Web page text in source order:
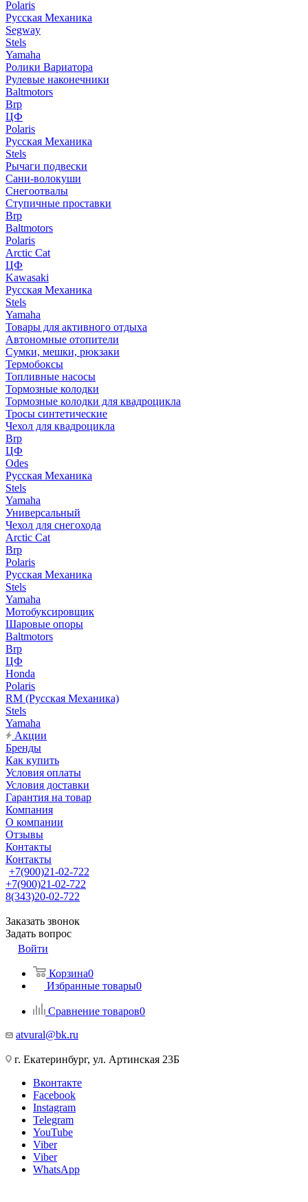
Polaris
Русская Механика
Segway
Stels
Yamaha
Ролики Вариатора
Рулевые наконечники
Baltmotors
Brp
ЦФ
Polaris
Русская Механика
Stels
Рычаги подвески
Сани-волокуши
Снегоотвалы
Ступичные проставки
Brp
Baltmotors
Polaris
Arctic Cat
ЦФ
Kawasaki
Русская Механика
Stels
Yamaha
Товары для активного отдыха
Автономные отопители
Сумки, мешки, рюкзаки
Термобоксы
Топливные насосы
Тормозные колодки
Тормозные колодки для квадроцикла
Тросы синтетические
Чехол для квадроцикла
Brp
ЦФ
Odes
Русская Механика
Stels
Yamaha
Универсальный
Чехол для снегохода
Arctic Cat
Brp
Polaris
Русская Механика
Stels
Yamaha
Мотобуксировщик
Шаровые опоры
Baltmotors
Brp
ЦФ
Honda
Polaris
RM (Русская Механика)
Stels
Yamaha
Акции
Бренды
Как купить
Условия оплаты
Условия доставки
Гарантия на товар
Компания
О компании
Отзывы
Контакты
Контакты
+7(900)21-02-722
+7(900)21-02-722
8(343)20-02-722
Заказать звонок
Задать вопрос
Войти
Корзина0
Избранные товары0
Сравнение товаров0
atvural@bk.ru
г. Екатеринбург, ул. Артинская 23Б
Вконтакте
Facebook
Instagram
Telegram
YouTube
Viber
Viber
WhatsApp